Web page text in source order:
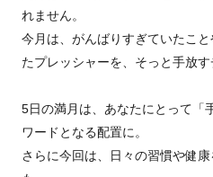
れません。
今月は、がんばりすぎていたこ
たプレッシャーを、そっと手放す
5日の満月は、あなたにとって「
ワードとなる配置に。
さらに今回は、日々の習慣や健